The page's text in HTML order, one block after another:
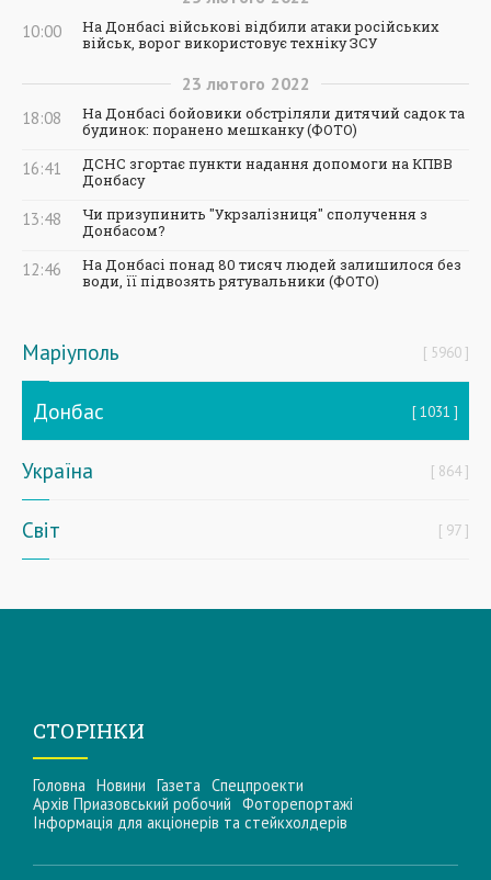
10:00
На Донбасі військові відбили атаки російських
військ, ворог використовує техніку ЗСУ
23 лютого 2022
18:08
На Донбасі бойовики обстріляли дитячий садок та
будинок: поранено мешканку (ФОТО)
16:41
ДСНС згортає пункти надання допомоги на КПВВ
Донбасу
13:48
Чи призупинить "Укрзалізниця" сполучення з
Донбасом?
12:46
На Донбасі понад 80 тисяч людей залишилося без
води, її підвозять рятувальники (ФОТО)
Маріуполь 5960
Донбас 1031
Україна 864
Світ 97
СТОРІНКИ
Головна Новини Газета Спецпроекти
Архів Приазовський робочий Фоторепортажі
Інформацiя для акцiонерiв та стейкхолдерiв